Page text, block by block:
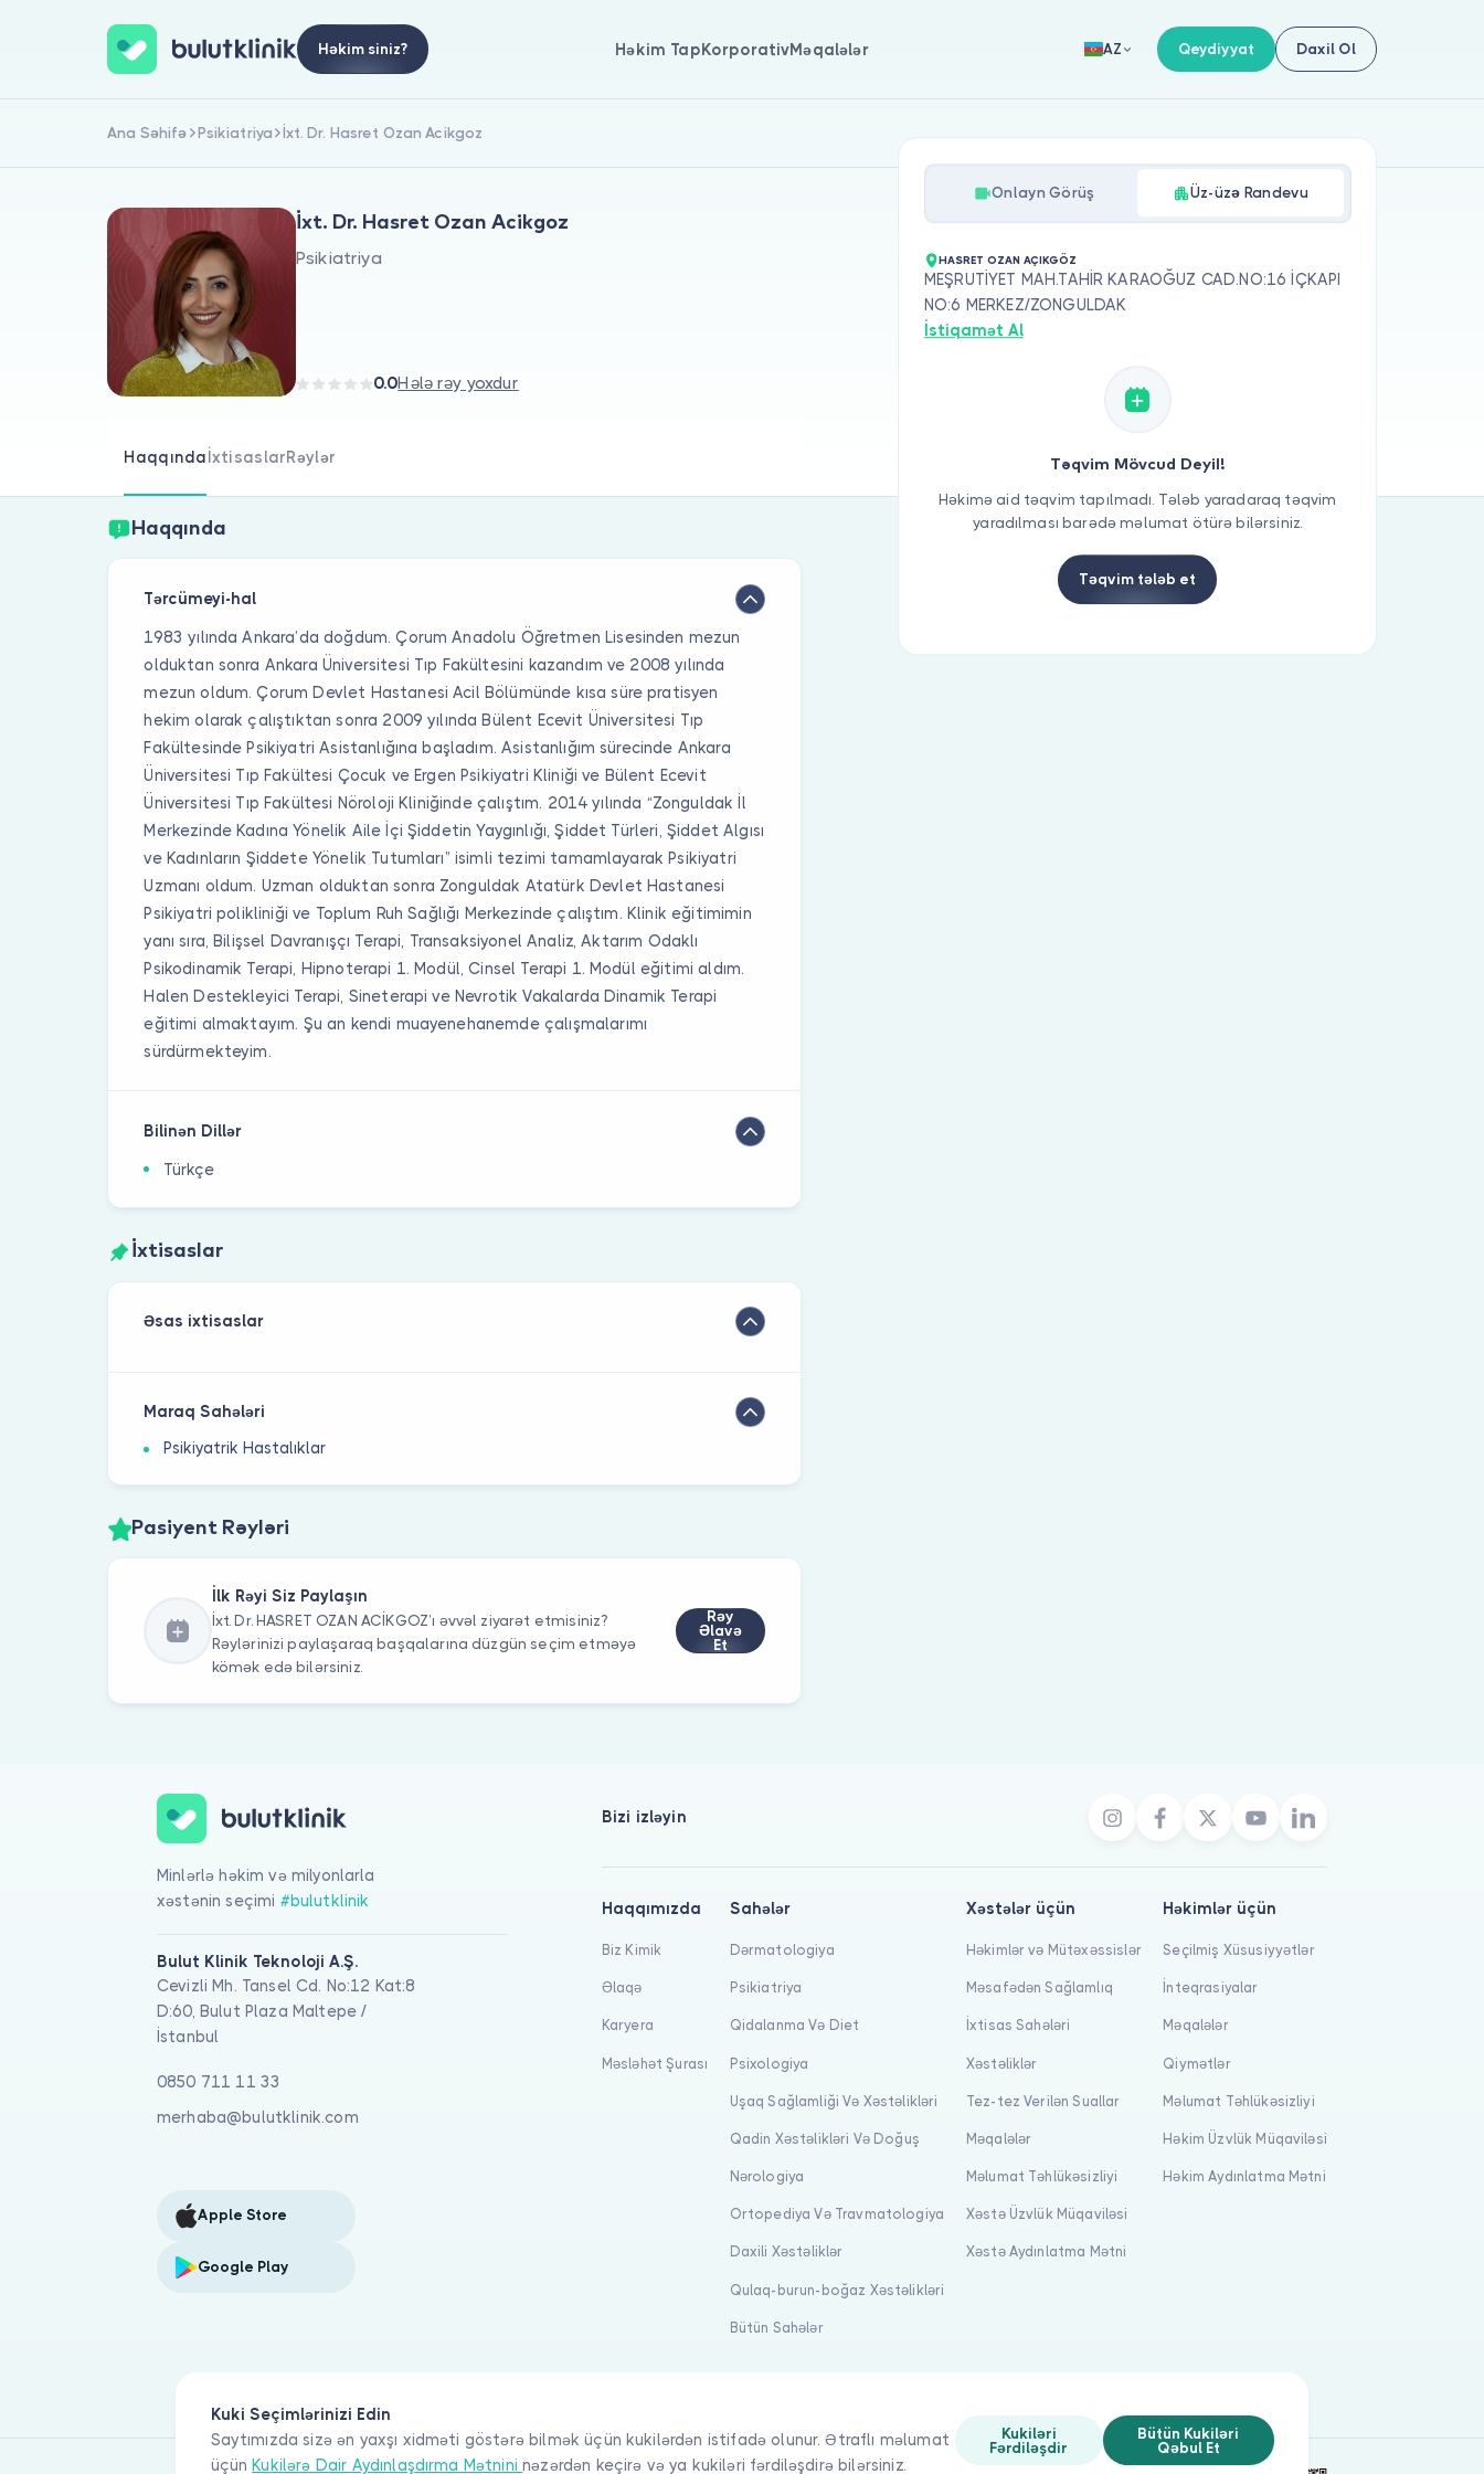
Həkim siniz? Həkim TapKorporativMəqalələr AZ Qeydiyyat Daxil Ol
Ana Səhifə Psikiatriya İxt. Dr. Hasret Ozan Acikgoz
İxt. Dr. Hasret Ozan Acikgoz
Psikiatriya
0.0Hələ rəy yoxdur
Haqqında İxtisaslarRəylər
Haqqında
Tərcümeyi-hal
1983 yılında Ankara’da doğdum. Çorum Anadolu Öğretmen Lisesinden mezun
olduktan sonra Ankara Üniversitesi Tıp Fakültesini kazandım ve 2008 yılında
mezun oldum. Çorum Devlet Hastanesi Acil Bölümünde kısa süre pratisyen
hekim olarak çalıştıktan sonra 2009 yılında Bülent Ecevit Üniversitesi Tıp
Fakültesinde Psikiyatri Asistanlığına başladım. Asistanlığım sürecinde Ankara
Üniversitesi Tıp Fakültesi Çocuk ve Ergen Psikiyatri Kliniği ve Bülent Ecevit
Üniversitesi Tıp Fakültesi Nöroloji Kliniğinde çalıştım. 2014 yılında “Zonguldak İl
Merkezinde Kadına Yönelik Aile İçi Şiddetin Yaygınlığı, Şiddet Türleri, Şiddet Algısı
ve Kadınların Şiddete Yönelik Tutumları” isimli tezimi tamamlayarak Psikiyatri
Uzmanı oldum. Uzman olduktan sonra Zonguldak Atatürk Devlet Hastanesi
Psikiyatri polikliniği ve Toplum Ruh Sağlığı Merkezinde çalıştım. Klinik eğitimimin
yanı sıra, Bilişsel Davranışçı Terapi, Transaksiyonel Analiz, Aktarım Odaklı
Psikodinamik Terapi, Hipnoterapi 1. Modül, Cinsel Terapi 1. Modül eğitimi aldım.
Halen Destekleyici Terapi, Sineterapi ve Nevrotik Vakalarda Dinamik Terapi
eğitimi almaktayım. Şu an kendi muayenehanemde çalışmalarımı
sürdürmekteyim.
Bilinən Dillər
Türkçe
İxtisaslar
Əsas ixtisaslar
Maraq Sahələri
Psikiyatrik Hastalıklar
Pasiyent Rəyləri
İlk Rəyi Siz Paylaşın
İxt. Dr. HASRET OZAN ACİKGOZ’ı əvvəl ziyarət etmisiniz?
Rəylərinizi paylaşaraq başqalarına düzgün seçim etməyə
kömək edə bilərsiniz.
Rəy
Əlavə
Et
Onlayn Görüş Üz-üzə Randevu
HASRET OZAN AÇIKGÖZ
MEŞRUTİYET MAH.TAHİR KARAOĞUZ CAD.NO:16 İÇKAPI
NO:6 MERKEZ/ZONGULDAK
İstiqamət Al
Təqvim Mövcud Deyil!
Həkimə aid təqvim tapılmadı. Tələb yaradaraq təqvim
yaradılması barədə məlumat ötürə bilərsiniz.
Təqvim tələb et
Kuki Seçimlərinizi Edin
Saytımızda sizə ən yaxşı xidməti göstərə bilmək üçün kukilərdən istifadə olunur. Ətraflı məlumat
üçün Kukilərə Dair Aydınlaşdırma Mətnininəzərdən keçirə və ya kukiləri fərdiləşdirə bilərsiniz.
Kukiləri
Fərdiləşdir
Bütün Kukiləri
Qəbul Et
Minlərlə həkim və milyonlarla
xəstənin seçimi #bulutklinik
Bulut Klinik Teknoloji A.Ş.
Cevizli Mh. Tansel Cd. No:12 Kat:8
D:60, Bulut Plaza Maltepe /
İstanbul
0850 711 11 33
merhaba@bulutklinik.com
Apple Store
Google Play
Bizi izləyin
Haqqımızda
Biz Kimik
Əlaqə
Karyera
Məsləhət Şurası
Sahələr
Dərmatologiya
Psikiatriya
Qidalanma Və Diet
Psixologiya
Uşaq Sağlamliği Və Xəstəlikləri
Qadin Xəstəlikləri Və Doğuş
Nərologiya
Ortopediya Və Travmatologiya
Daxili Xəstəliklər
Qulaq-burun-boğaz Xəstəlikləri
Bütün Sahələr
Xəstələr üçün
Həkimlər və Mütəxəssislər
Məsafədən Sağlamlıq
İxtisas Sahələri
Xəstəliklər
Tez-tez Verilən Suallar
Məqalələr
Məlumat Təhlükəsizliyi
Xəstə Üzvlük Müqaviləsi
Xəstə Aydınlatma Mətni
Həkimlər üçün
Seçilmiş Xüsusiyyətlər
İnteqrasiyalar
Məqalələr
Qiymətlər
Məlumat Təhlükəsizliyi
Həkim Üzvlük Müqaviləsi
Həkim Aydınlatma Mətni